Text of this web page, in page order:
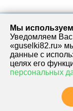
адрес:
ул.
Комсомольская
д. 3А (корпус 1)
ул.
Мы
Уведомляем
«guselki82.ru»
данные с
целях его
персональных